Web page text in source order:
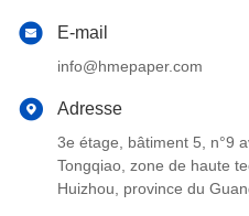
E-mail
info@hmepaper.com
Adresse
3e étage, bâtiment 5, n°9
Tongqiao, zone de haute
Huizhou, province du